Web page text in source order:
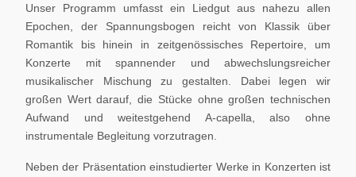
Unser Programm umfasst ein Liedgut aus nahezu allen
Epochen, der Spannungsbogen reicht von Klassik über
Romantik bis hinein in zeitgenössisches Repertoire, um
Konzerte mit spannender und abwechslungsreicher
musikalischer Mischung zu gestalten. Dabei legen wir
großen Wert darauf, die Stücke ohne großen technischen
Aufwand und weitestgehend A-capella, also ohne
instrumentale Begleitung vorzutragen.
Neben der Präsentation einstudierter Werke in Konzerten ist